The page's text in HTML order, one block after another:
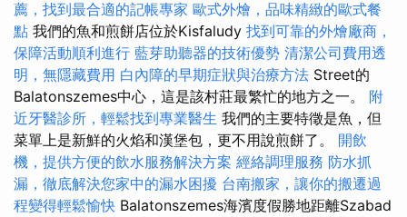
薦，找到最合適的記帳專家 歐式外燴，品味精緻的歐式餐
點 我們的魚和煎餅店位於Kisfaludy 找到可靠的外燴廠商，
保障活動順利進行 藍芽助聽器的技術優勢 清潔公司費用透
明，無隱藏費用 白內障的早期症狀與治療方法 Street的
Balatonszemes中心，這是該村莊最繁忙的地方之一。 附
近牙醫診所，輕鬆找到專業醫生 我們的主要特徵是魚，但
菜單上是新鮮的火焰和漢堡包，更不用說煎餅了。 開飲
機，提供方便的飲水服務解決方案 經絡調理服務 防水抓
漏，徹底解決您家中的漏水困擾 台南搬家，讓你的搬遷過
程變得輕鬆愉快 Balatonszemes海濱度假勝地距離Szabad